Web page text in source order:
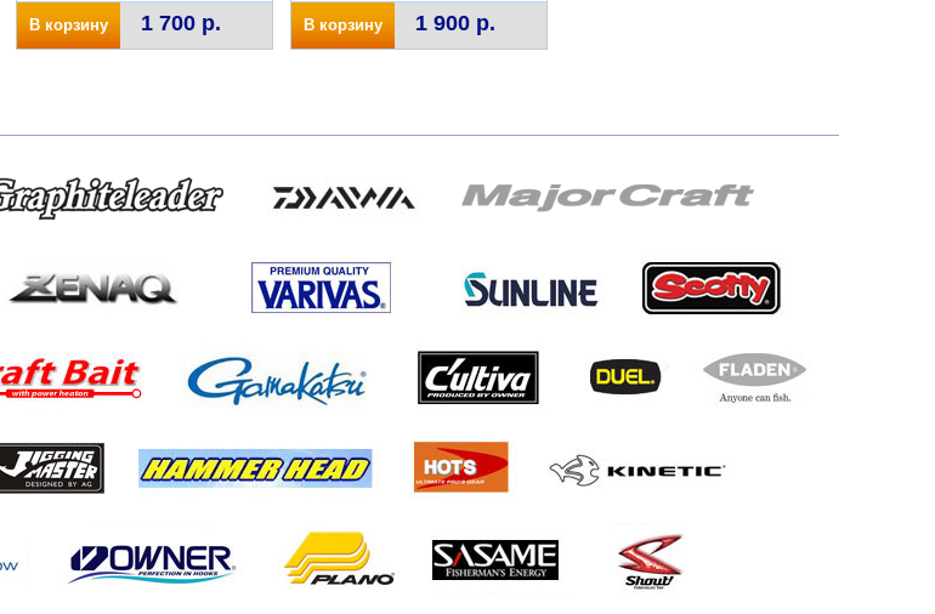
В корзину 1 700 р. В корзину 1 900 р.